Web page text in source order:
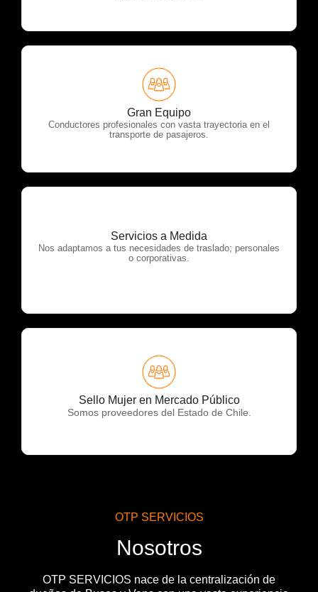
Gran Equipo
Conductores profesionales con vasta trayectoria en el
transporte de pasajeros.
OTP Servicios
Servicios a Medida
Nos adaptamos a tus necesidades de traslado; personales
o corporativas.
OTP Servicios
Sello Mujer en Mercado Público
Somos proveedores del Estado de Chile.
OTP Servicios
OTP SERVICIOS
Nosotros
OTP SERVICIOS nace de la centralización de